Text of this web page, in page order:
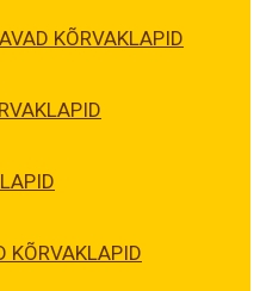
KÕRVAKLAPID
KÕRVAKLAPID